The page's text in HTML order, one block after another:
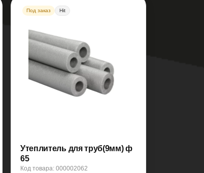
Под заказ Hit
Утеплитель для труб(9мм) ф
65
Код товара: 000002062